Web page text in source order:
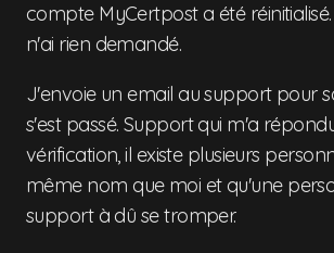
compte MyCertpost a été
n'ai rien demandé.
J'envoie un email au support pour
s'est passé. Support qui m'a
vérification, il existe plusieurs
même nom que moi et qu'une
support à dû se tromper.